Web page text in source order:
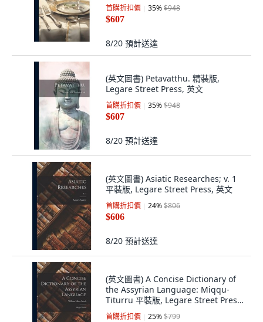
Street Press, 英文
首購折扣價 35%$948
$607
8/20 預計送達
(英文圖書) Petavatthu. 精裝版,
Legare Street Press, 英文
首購折扣價 35%$948
$607
8/20 預計送達
(英文圖書) Asiatic Researches; v. 1
平裝版, Legare Street Press, 英文
首購折扣價 24%$806
$606
8/20 預計送達
(英文圖書) A Concise Dictionary of
the Assyrian Language: Miqqu-
Titurru 平裝版, Legare Street Press,
英文
首購折扣價 25%$799